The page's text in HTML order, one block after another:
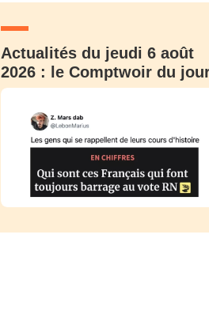
Actualités du jeudi 6 août
2026 : le Comptwoir du